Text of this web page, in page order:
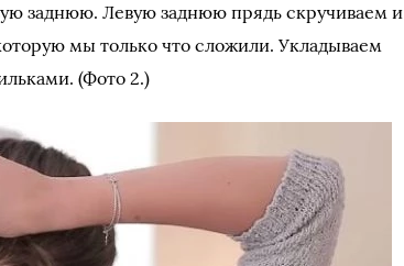
заднюю. Левую заднюю прядь скручиваем и
мы только что сложили. Укладываем
(Фото 2.)